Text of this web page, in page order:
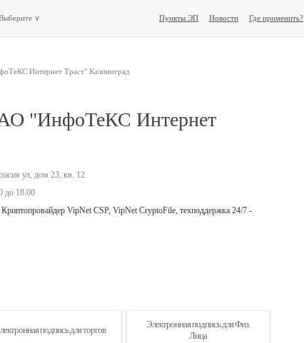
∨ Пункты ЭП Новости Где применить?
Интернет Траст" Калиниград
"ИнфоТеКС Интернет
ул, дом 23, кв. 12
до 18.00
VipNet CSP, VipNet CryptoFile, техподдержка 24/7 -
подпись для торгов
Электронная подпись для Физ.
Лица